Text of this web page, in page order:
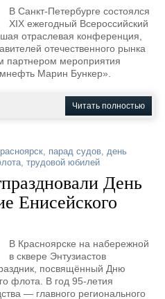
В Санкт-Петербурге состоялся
XIX ежегодный Всероссийский
отраслевая конференция,
отечественного рынка
партнером мероприятия
Марин Бункер».
Читать полностью
, парад судов, день
, трудовой юбилей
День
Енисейского
В Красноярске на набережной
в сквере Энтузиастов
посвящённый Дню
флота. В год 95-летия
— главного регионального